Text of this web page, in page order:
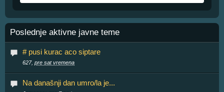
Poslednje aktivne javne teme
# pusi kurac aco siptare
627, pre sat vremena
Na današnji dan umro/la je...